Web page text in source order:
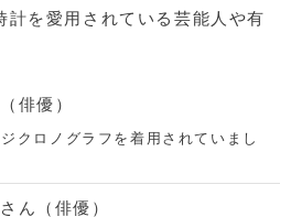
計を愛用されている芸能人や有
俳優）
クロノグラフを着用されていまし
さん（俳優）